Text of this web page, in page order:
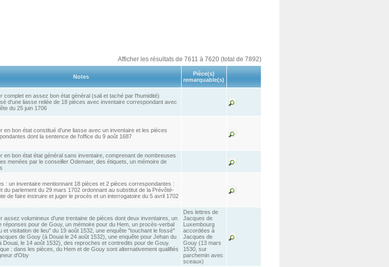
Afficher les résultats de 7611 à 7620 (total de 7892)
Notes
Pièce(s)
remarquable(s)
complet en assez bon état général (sali et taché par l'humidité)
d'une liasse reliée de 18 pièces avec inventaire correspondant avec
du 25 juin 1706
en bon état constitué d'une liasse avec un inventaire et les pièces
dont la sentence de l'office du 9 août 1687
en bon état état général sans inventaire, comprenant de nombreuses
menées par le conseiller Odemaer, des étiquets, un mémoire de
: un inventaire mentionnant 18 pièces et 2 pièces correspondantes :
du parlement du 29 mars 1702 ordonnant au substitut de la Prévôté-
de faire instruire et juger le procès et un interrogatoire du 5 avril 1702
assez volumineux d'une trentaine de pièces dont deux inventaires, un
réponses pour de Gouy, un mémoire pour du Hem, un procès-verbal
et visitation de lieu" du 19 août 1532, une enquête "touchant le fossé"
de Gouy (à Douai le 24 août 1532), une enquête pour Jehan du
Douai, le 14 août 1532), des reproches et contredits pour de Gouy.
: dans les pièces, du Hem et de Gouy sont alternativement qualifiés
d'Oby
Des lettres de
Jacques de
Luxembourg
accordées à
Jacques de
Gouy (13 mars
1530, sur
parchemin avec
sceaux)